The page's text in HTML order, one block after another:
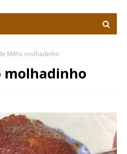
Milho molhadinho
molhadinho